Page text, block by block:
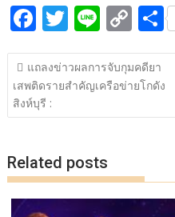
F
ac
e
b
o
k
T
w
itt
er
Li
n
e
C
o
p
y
Li
k
e
แนะแนว
เรื่อง
แถลงข่าวผลการจับกุมคดียา
เสพติดรายสำคัญเครือข่ายโกดัง
สิงห์บุรี :
Related posts